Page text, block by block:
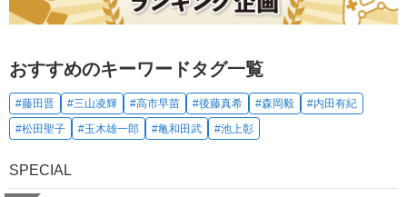
おすすめのキーワードタグ一覧
#藤田晋 #三山凌輝 #高市早苗 #後藤真希 #森岡毅
#内田有紀
#松田聖子
#玉木雄一郎 #亀和田武 #池上彰
SPECIAL